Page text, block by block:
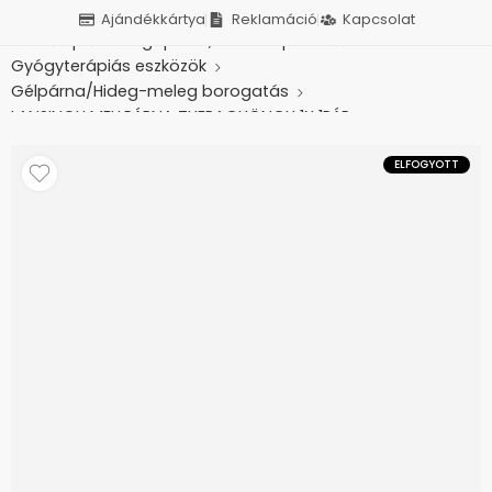
Ajándékkártya Reklamáció Kapcsolat
Kezdőlap
Betegápolás, otthonápolás
Gyógyterápiás eszközök
Gélpárna/Hideg-meleg borogatás
LANSINOH MELLPÁRNA THERAGYÖNGY 1X 1PÁR
ELFOGYOTT